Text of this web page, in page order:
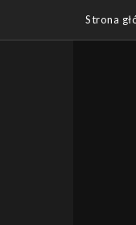
Strona